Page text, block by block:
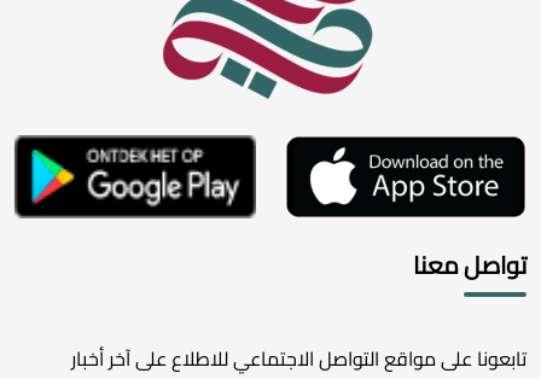
تواصل معنا
تابعونا على مواقع التواصل الاجتماعي للاطلاع على آخر أخبار